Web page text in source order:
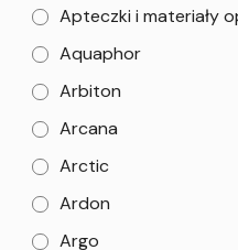
Apteczki i materiały
Aquaphor
Arbiton
Arcana
Arctic
Ardon
Argo